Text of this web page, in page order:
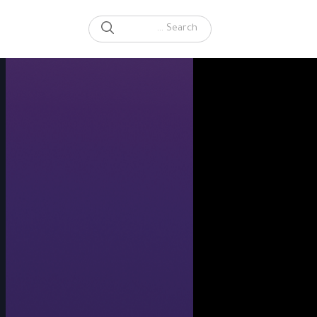
Search for:
SEARCH